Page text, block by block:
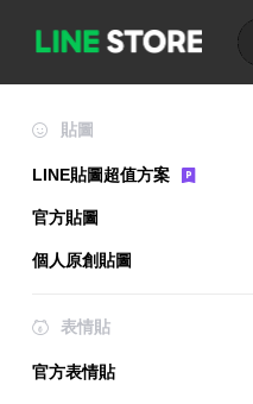
貼圖
LINE貼圖超值方案
官方貼圖
個人原創貼圖
表情貼
官方表情貼